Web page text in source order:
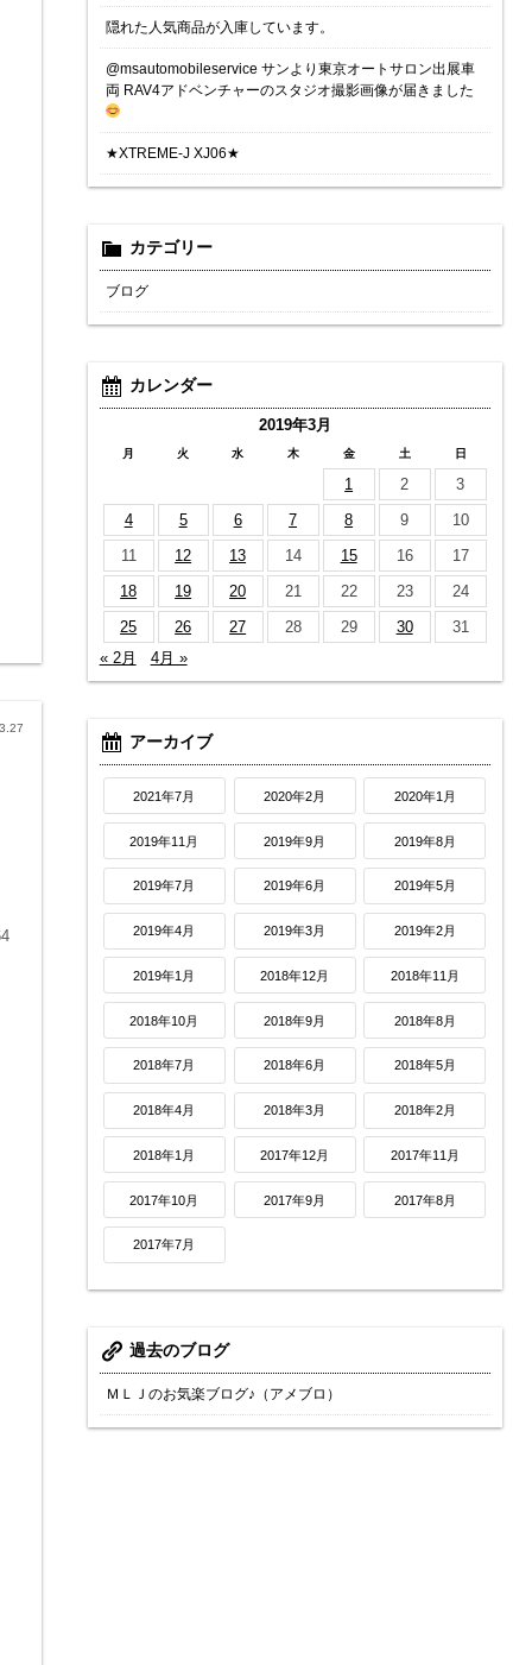
隠れた人気商品が入庫しています。
@msautomobileservice サンより東京オートサロン出展車
両 RAV4アドベンチャーのスタジオ撮影画像が届きました
★XTREME-J XJ06★
カテゴリー
ブログ
カレンダー
2019年3月
月 火 水 木 金 土 日
1 2
3
4
5 6 7 8 9
10
11
12 13 14 15 16
17
18
19 20 21 22 23
24
25
26 27 28 29 30
31
« 2月
4月 »
アーカイブ
2021年7月 2020年2月 2020年1月
2019年11月 2019年9月 2019年8月
2019年7月 2019年6月 2019年5月
2019年4月 2019年3月 2019年2月
2019年1月 2018年12月 2018年11月
2018年10月 2018年9月 2018年8月
2018年7月 2018年6月 2018年5月
2018年4月 2018年3月 2018年2月
2018年1月 2017年12月 2017年11月
2017年10月 2017年9月 2017年8月
2017年7月
過去のブログ
ＭＬＪのお気楽ブログ♪（アメブロ）